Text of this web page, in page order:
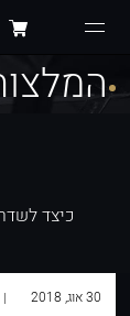
כיצד
30 אוג, 2018